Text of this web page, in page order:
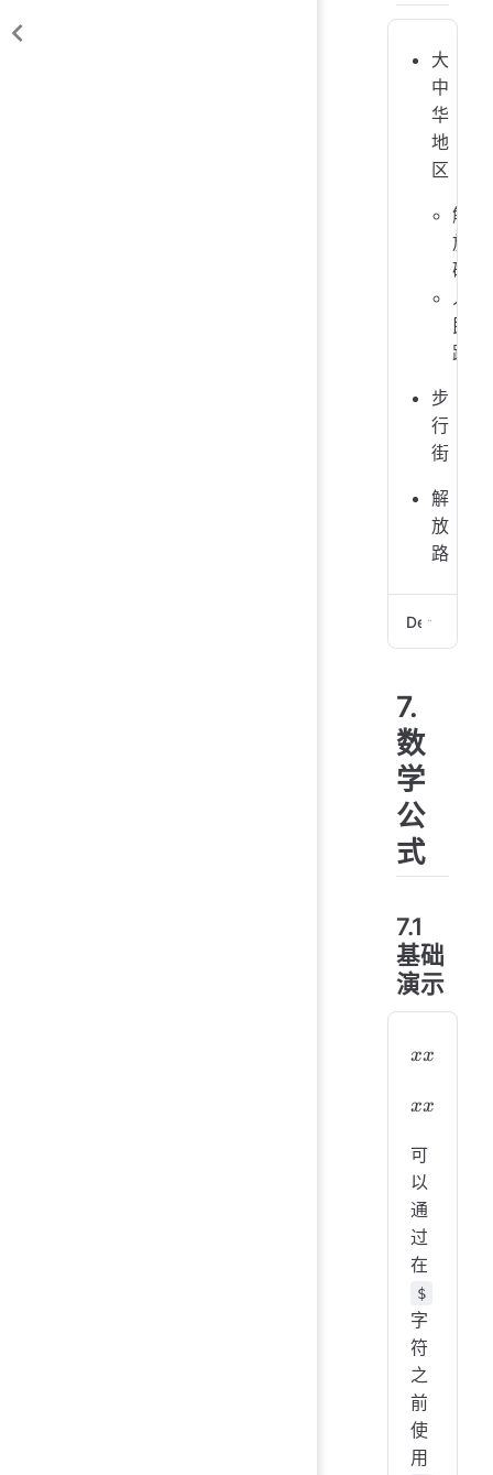
大
中
华
地
区
解
放
碑
人
民
路
步
行
街
解
放
路
Demo
7.
数
学
公
式
7.1
基础
演示
xxx
xxx
xxx
xxx
可
以
通
过
在
$
字
符
之
前
使
用